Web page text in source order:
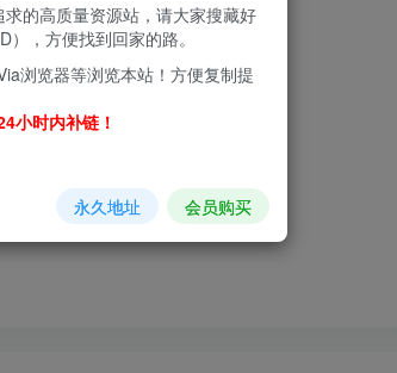
享型博客
的高质量资源站，请大家搜藏好
，方便找到回家的路。
浏览器等浏览本站！方便复制提
小时内补链！
永久地址 会员购买